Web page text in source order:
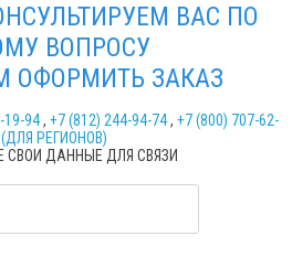
ВАС ПО
ВОПРОСУ
ОФОРМИТЬ ЗАКАЗ
19-94, +7 (812) 244-94-74, +7 (800) 707-62-
РЕГИОНОВ)
СВОИ ДАННЫЕ ДЛЯ СВЯЗИ